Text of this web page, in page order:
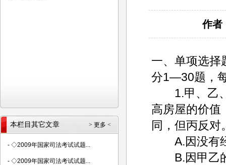
作者
一、单项选择
分1—30题，
1.甲、乙、
高房屋的价值
同，但丙反对
A.因没有经
B.因甲乙的
> 更多 <
本栏目其它文章
- ◇2009年国家司法考试试题...
- ◇2009年国家司法考试试题...